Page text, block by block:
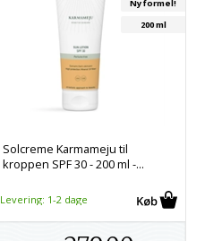
Solcreme Karmameju til
kroppen SPF 30 - 200 ml -...
Ny formel!
200 ml
Levering: 1-2 dage